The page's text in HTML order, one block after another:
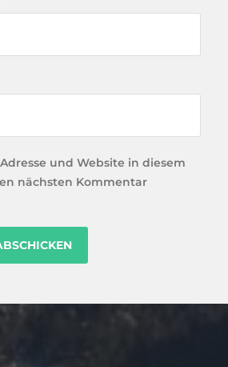
und Website in diesem
nächsten Kommentar